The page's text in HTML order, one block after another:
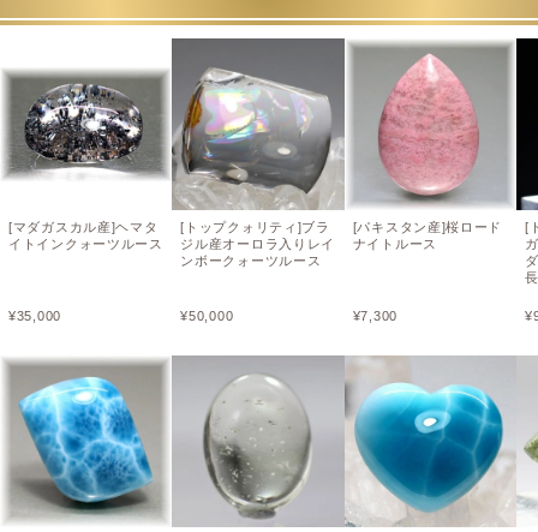
[マダガスカル産]ヘマタ
イトインクォーツルース
¥35,000
[トップクォリティ]ブラ
ジル産オーロラ入りレイ
ンボークォーツルース
¥50,000
[パキスタン産]桜ロード
ナイトルース
¥7,300
[
¥